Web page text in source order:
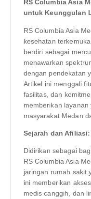
RS Columbia Asia
untuk Keunggulan
RS Columbia Asia
kesehatan
berdiri sebagai
menawarkan
dengan pendekatan
Artikel ini menggali
fasilitas, dan
memberikan
masyarakat Medan
Sejarah dan Afiliasi:
Didirikan sebagai
RS Columbia Asia
jaringan rumah sakit
ini memberikan
medis canggih, dan